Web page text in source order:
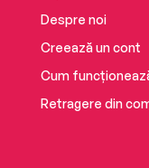
Despre noi
Creează un cont
Cum
Retragere din